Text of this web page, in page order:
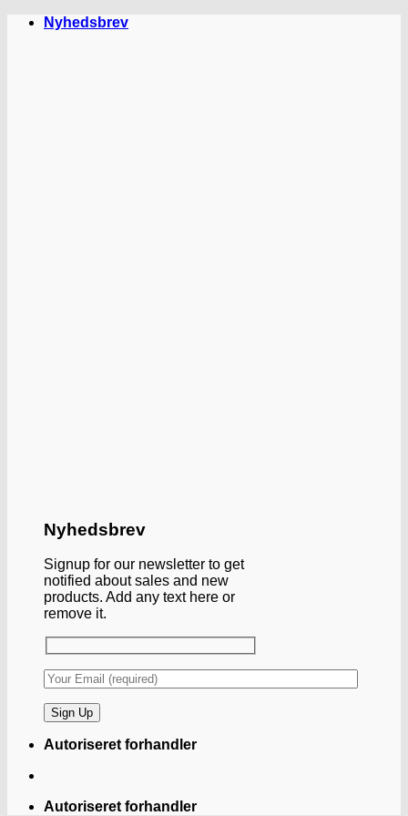
FortsætNyhedsbrev
Nyhedsbrev
Signup for our newsletter to get
notified about sales and new
products. Add any text here or
remove it.
Autoriseret forhandler
Autoriseret forhandler